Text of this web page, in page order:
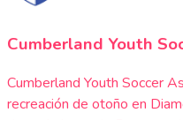
Cumberland Youth
Cumberland Youth Soccer
recreación de otoño en